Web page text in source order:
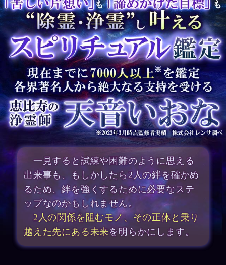
一見すると試練や困難のように思える
出来事も、もしかしたら2人の絆を確かめ
るため、絆を強くするために必要なステ
ップなのかもしれません。
2人の関係を阻むモノ、その正体と乗り
越えた先にある未来を明らかにします。